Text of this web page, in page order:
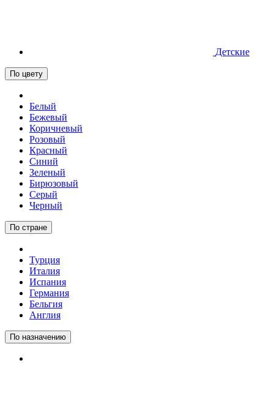
Детские
По цвету
Белый
Бежевый
Коричневый
Розовый
Красный
Синий
Зеленый
Бирюзовый
Серый
Черный
По стране
Турция
Италия
Испания
Германия
Бельгия
Англия
По назначению